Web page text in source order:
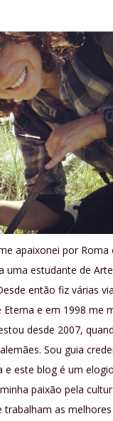
apaixonei por Roma
uma estudante de
então fiz várias
Eterna e em 1998 me
desde 2007,
Sou guia
e este blog é um
paixão pela
trabalham as